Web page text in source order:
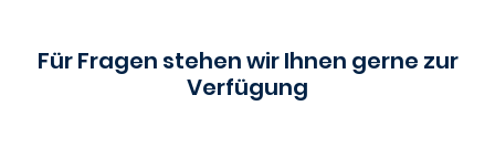
Für Fragen stehen wir Ihnen gerne zur
Verfügung